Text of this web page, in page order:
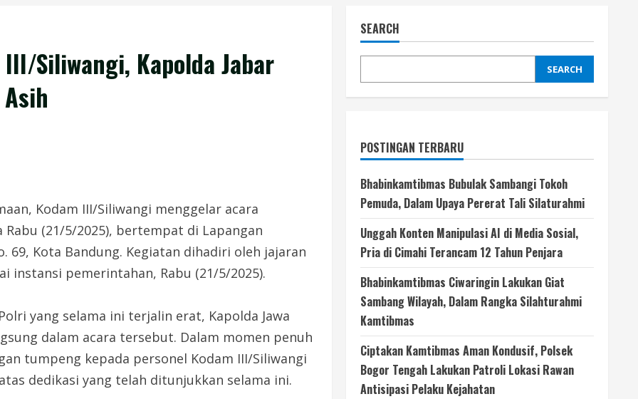
Siliwangi, Kapolda Jabar
Kodam III/Siliwangi menggelar acara
(21/5/2025), bertempat di Lapangan
69, Kota Bandung. Kegiatan dihadiri oleh jajaran
instansi pemerintahan, Rabu (21/5/2025).
yang selama ini terjalin erat, Kapolda Jawa
dalam acara tersebut. Dalam momen penuh
tumpeng kepada personel Kodam III/Siliwangi
dedikasi yang telah ditunjukkan selama ini.
SEARCH
SEARCH
POSTINGAN TERBARU
Bhabinkamtibmas Bubulak Sambangi Tokoh
Pemuda, Dalam Upaya Pererat Tali Silaturahmi
Unggah Konten Manipulasi AI di Media Sosial,
Pria di Cimahi Terancam 12 Tahun Penjara
Bhabinkamtibmas Ciwaringin Lakukan Giat
Sambang Wilayah, Dalam Rangka Silahturahmi
Kamtibmas
Ciptakan Kamtibmas Aman Kondusif, Polsek
Bogor Tengah Lakukan Patroli Lokasi Rawan
Antisipasi Pelaku Kejahatan